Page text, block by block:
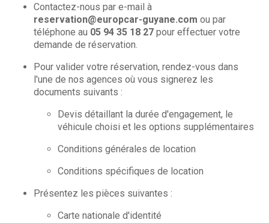
Contactez-nous par e-mail à
reservation@europcar-guyane.com ou par
téléphone au 05 94 35 18 27 pour effectuer votre
demande de réservation.
Pour valider votre réservation, rendez-vous dans
l'une de nos agences où vous signerez les
documents suivants :
Devis détaillant la durée d'engagement, le
véhicule choisi et les options supplémentaires
Conditions générales de location
Conditions spécifiques de location
Présentez les pièces suivantes :
Carte nationale d'identité